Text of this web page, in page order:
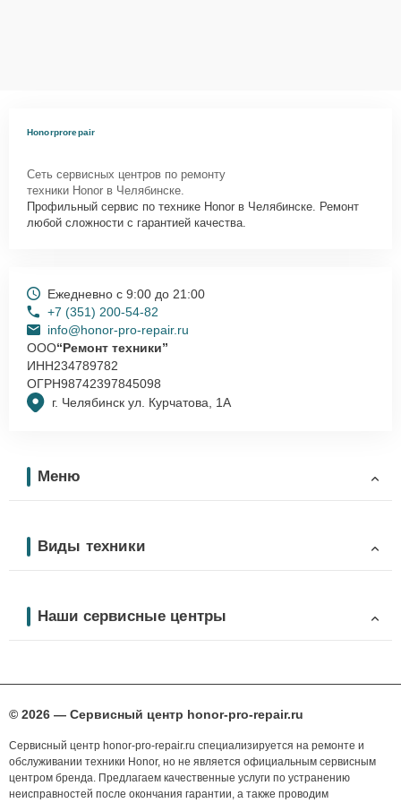
Honorprorepair
Сеть сервисных центров по ремонту
техники Honor в Челябинске.
Профильный сервис по технике Honor в Челябинске. Ремонт
любой сложности с гарантией качества.
г. Челябинск ул. Курчатова, 1А
Ежедневно с 9:00 до 21:00
+7 (351) 200-54-82
info@honor-pro-repair.ru
ООО“Ремонт техники”
ИНН234789782
ОГРН98742397845098
Меню
Виды техники
Наши сервисные центры
© 2026 — Сервисный центр honor-pro-repair.ru
Сервисный центр honor-pro-repair.ru специализируется на ремонте и
обслуживании техники Honor, но не является официальным сервисным
центром бренда. Предлагаем качественные услуги по устранению
неисправностей после окончания гарантии, а также проводим